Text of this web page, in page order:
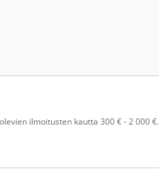
ilmoitusten kautta 300 € - 2 000 €.